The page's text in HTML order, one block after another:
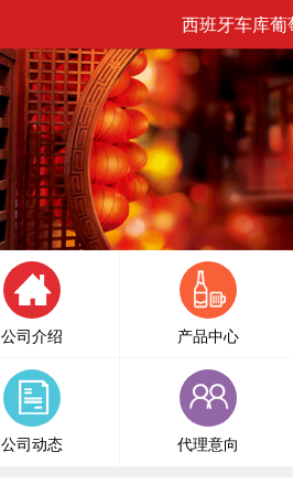
西班牙车库
公司介绍 产品中心
公司动态 代理意向